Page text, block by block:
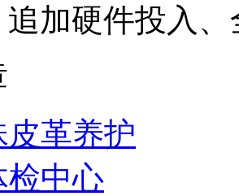
追加硬件投入
皮革养护
检中心